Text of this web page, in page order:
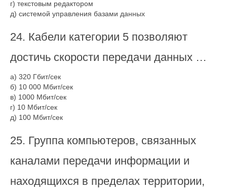
г) текстовым редактором
д) системой управления базами данных
24. Кабели категории 5 позволяют
достичь скорости передачи данных …
а) 320 Гбит/сек
б) 10 000 Мбит/сек
в) 1000 Мбит/сек
г) 10 Мбит/сек
д) 100 Мбит/сек
25. Группа компьютеров, связанных
каналами передачи информации и
находящихся в пределах территории,